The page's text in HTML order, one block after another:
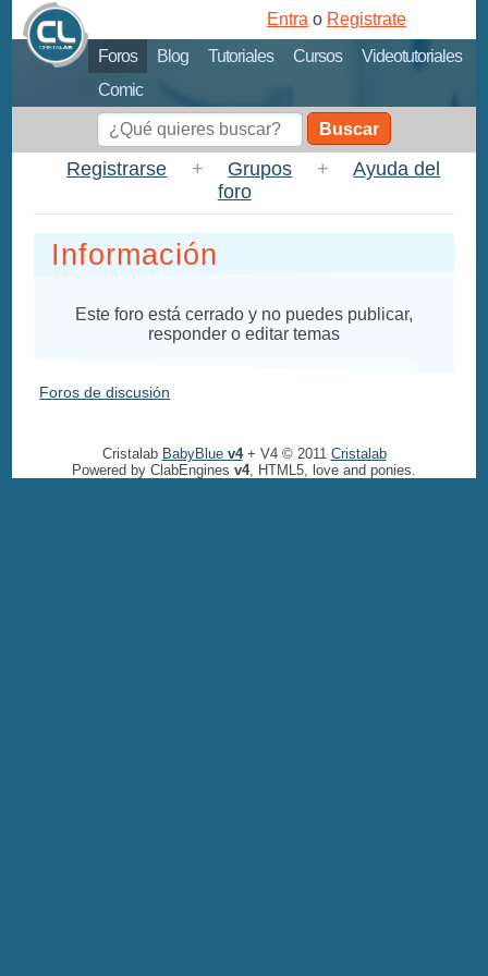
Foros Blog Tutoriales Cursos
Videotutoriales
Comic
Entra o Registrate
Buscar
Registrarse + Grupos +
Ayuda del
foro
Información
Este foro está cerrado y no puedes publicar,
responder o editar temas
Foros de discusión
Cristalab BabyBlue v4+ V4 © 2011 Cristalab
Powered by ClabEngines v4, HTML5, love and ponies.